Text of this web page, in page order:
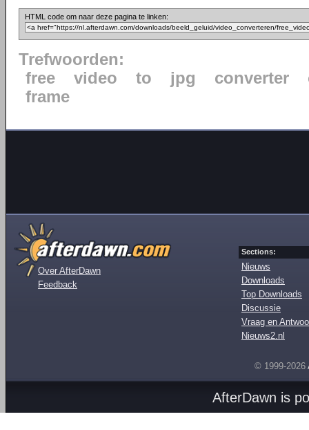
HTML code om naar deze pagina te linken:
Trefwoorden:
free
video to jpg converter
frame
Over AfterDawn
Feedback
Sections:
Nieuws
Downloads
Top Downloads
Discussie
Vraag en
Nieuws2.nl
© 1999-2026
AfterDawn is